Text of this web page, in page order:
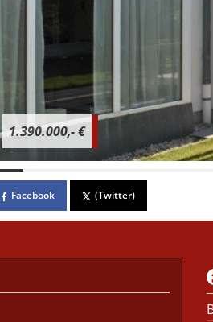
1.390.000,- €
Facebook (Twitter)